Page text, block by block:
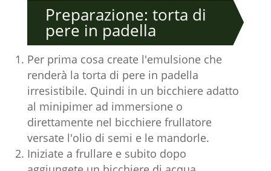
Preparazione: torta di
pere in padella
Per prima cosa create l'emulsione che
renderà la torta di pere in padella
irresistibile. Quindi in un bicchiere adatto
al minipimer ad immersione o
direttamente nel bicchiere frullatore
versate l'olio di semi e le mandorle.
Iniziate a frullare e subito dopo